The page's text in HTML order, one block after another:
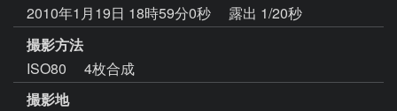
2010年1月19日 18時59分0秒
露出 1/20秒
撮影方法
ISO80 4枚合成
撮影地